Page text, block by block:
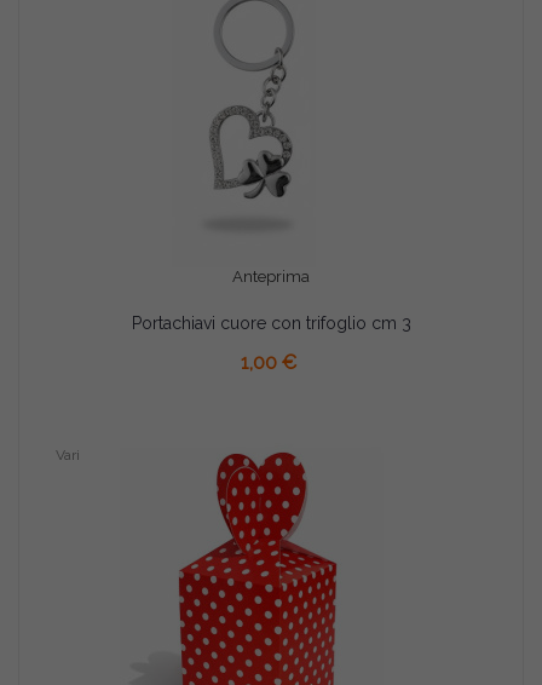
Anteprima
Portachiavi cuore con trifoglio cm 3
1,00 €
Vari